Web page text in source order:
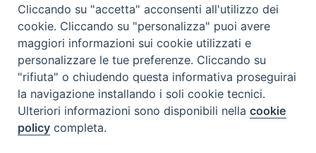
Nasce la Consulta Diocesana delle Aggregazioni Laicali di Castellaneta
Archivio comunicati stampa
2026 © Diocesi di Castellaneta
Cliccando su "accetta" acconsenti all'utilizzo dei
cookie. Cliccando su "personalizza" puoi avere
maggiori informazioni sui cookie utilizzati e
personalizzare le tue preferenze. Cliccando su
"rifiuta" o chiudendo questa informativa proseguirai
la navigazione installando i soli cookie tecnici.
Ulteriori informazioni sono disponibili nellacookie
policy completa.